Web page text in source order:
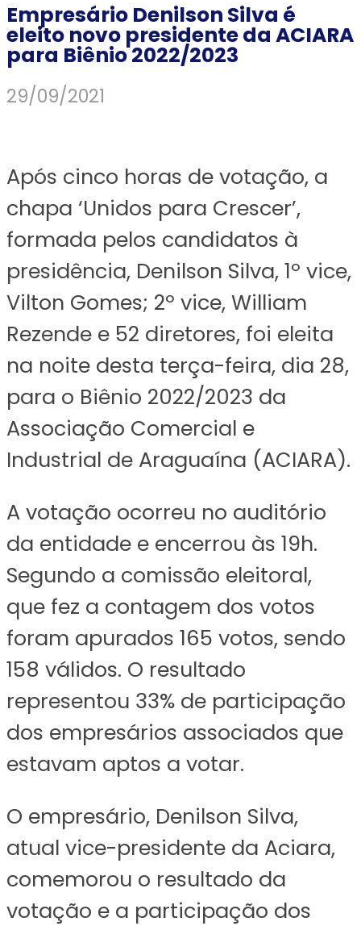
Empresário Denilson Silva é
eleito novo presidente da ACIARA
para Biênio 2022/2023
29/09/2021
Após cinco horas de votação, a
chapa ‘Unidos para Crescer’,
formada pelos candidatos à
presidência, Denilson Silva, 1º vice,
Vilton Gomes; 2º vice, William
Rezende e 52 diretores, foi eleita
na noite desta terça-feira, dia 28,
para o Biênio 2022/2023 da
Associação Comercial e
Industrial de Araguaína (ACIARA).
A votação ocorreu no auditório
da entidade e encerrou às 19h.
Segundo a comissão eleitoral,
que fez a contagem dos votos
foram apurados 165 votos, sendo
158 válidos. O resultado
representou 33% de participação
dos empresários associados que
estavam aptos a votar.
O empresário, Denilson Silva,
atual vice-presidente da Aciara,
comemorou o resultado da
votação e a participação dos